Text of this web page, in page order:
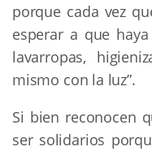
porque cada vez
esperar a que
lavarropas,
mismo con la luz”.
Si bien reconocen
ser solidarios